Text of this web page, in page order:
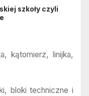
szkoły czyli
linijka,
techniczne i